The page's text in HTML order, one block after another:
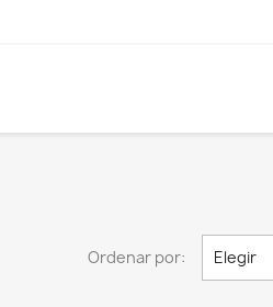
Ordenar por: Elegir